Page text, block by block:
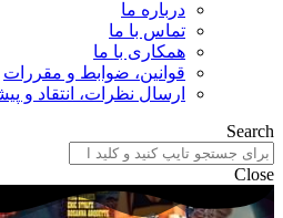
درباره ما
تماس با ما
همکاری با ما
قوانین، ضوابط و مقررات
ارسال نظرات، انتقاد و
Search
Close